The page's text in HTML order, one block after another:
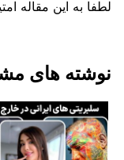
لطفا به این مقاله
نوشته های